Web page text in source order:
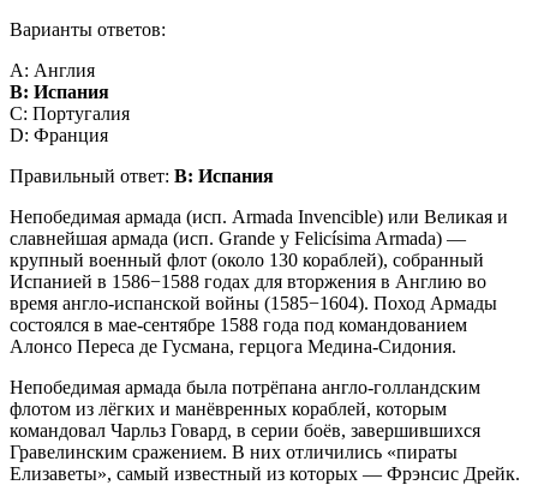
Варианты ответов:
A: Англия
B: Испания
C: Португалия
D: Франция
Правильный ответ: B: Испания
Непобедимая армада (исп. Armada Invencible) или Великая и
славнейшая армада (исп. Grande y Felicísima Armada) —
крупный военный флот (около 130 кораблей), собранный
Испанией в 1586−1588 годах для вторжения в Англию во
время англо-испанской войны (1585−1604). Поход Армады
состоялся в мае-сентябре 1588 года под командованием
Алонсо Переса де Гусмана, герцога Медина-Сидония.
Непобедимая армада была потрёпана англо-голландским
флотом из лёгких и манёвренных кораблей, которым
командовал Чарльз Говард, в серии боёв, завершившихся
Гравелинским сражением. В них отличились «пираты
Елизаветы», самый известный из которых — Фрэнсис Дрейк.